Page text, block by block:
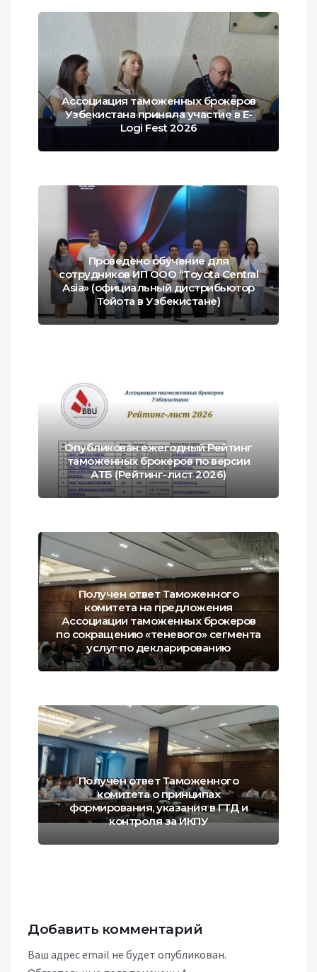
Ассоциация таможенных брокеров
Узбекистана приняла участие в E-
Logi Fest 2026
Проведено обучение для
сотрудников ИП ООО “Toyota Central
Asia» (официальный дистрибьютор
Тойота в Узбекистане)
Опубликован ежегодный Рейтинг
таможенных брокеров по версии
АТБ (Рейтинг-лист 2026)
Получен ответ Таможенного
комитета на предложения
Ассоциации таможенных брокеров
по сокращению «теневого» сегмента
услуг по декларированию
Получен ответ Таможенного
комитета о принципах
формирования, указания в ГТД и
контроля за ИКПУ
Добавить комментарий
Ваш адрес email не будет опубликован.